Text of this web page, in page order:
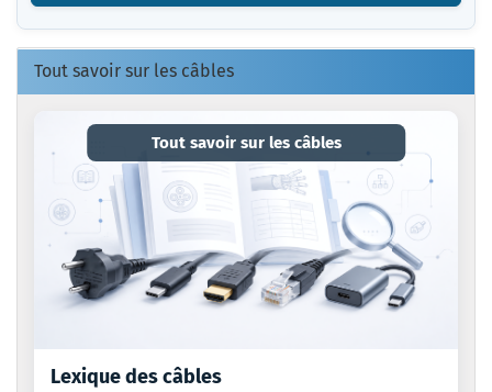
NOTRE
CATALOGUE.
Tout savoir sur les câbles
Tout savoir sur les câbles
Lexique des câbles